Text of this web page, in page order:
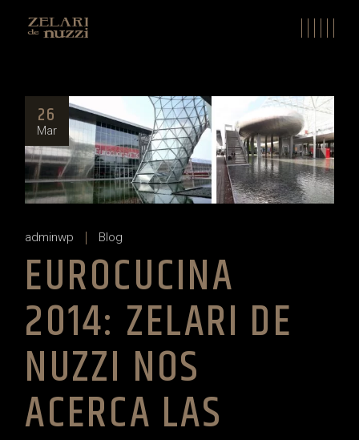
26
Mar
adminwp Blog
EUROCUCINA
2014: ZELARI DE
NUZZI NOS
ACERCA LAS